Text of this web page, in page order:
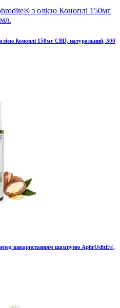
Коноплі 150мг CBD, натуральний, 300
використанням шампуню AphrOditE®,